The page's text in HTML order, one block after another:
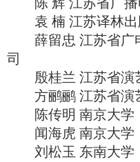
袁 楠 江苏译林出
薛留忠 江苏省广
司
殷桂兰 江苏省演
方鹂鹂 江苏省演
陈传明 南京大学
闻海虎 南京大学
刘松玉 东南大学